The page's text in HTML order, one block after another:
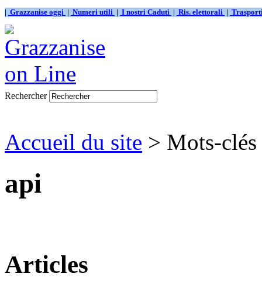
| Grazzanise oggi | Numeri utili | I nostri Caduti | Ris. elettorali |
Rechercher
Accueil du site > Mots-
api
Articles